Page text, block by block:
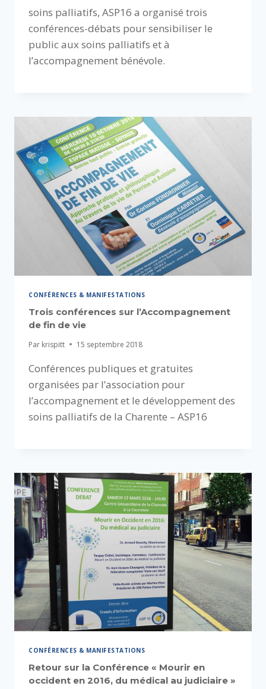
soins palliatifs, ASP16 a organisé trois
conférences-débats pour sensibiliser le
public aux soins palliatifs et à
l’accompagnement bénévole.
CONFÉRENCES & MANIFESTATIONS
Trois conférences sur l’Accompagnement
de fin de vie
Par krispitt 15 septembre 2018
Conférences publiques et gratuites
organisées par l’association pour
l’accompagnement et le développement des
soins palliatifs de la Charente – ASP16
CONFÉRENCES & MANIFESTATIONS
Retour sur la Conférence « Mourir en
occident en 2016, du médical au judiciaire »